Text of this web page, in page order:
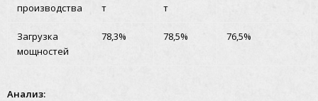
производства
т
т
Загрузка
мощностей
78,3% 78,5% 76,5%
Анализ: